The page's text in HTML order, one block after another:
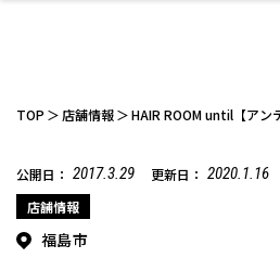
カフェ
開成山公園
美容室
ファッション
お仕事探し
家づくり
TOP 店舗情報 HAIR ROOM until【アン
公開日： 2017.3.29 更新日： 2020.1.16
店舗情報
福島市